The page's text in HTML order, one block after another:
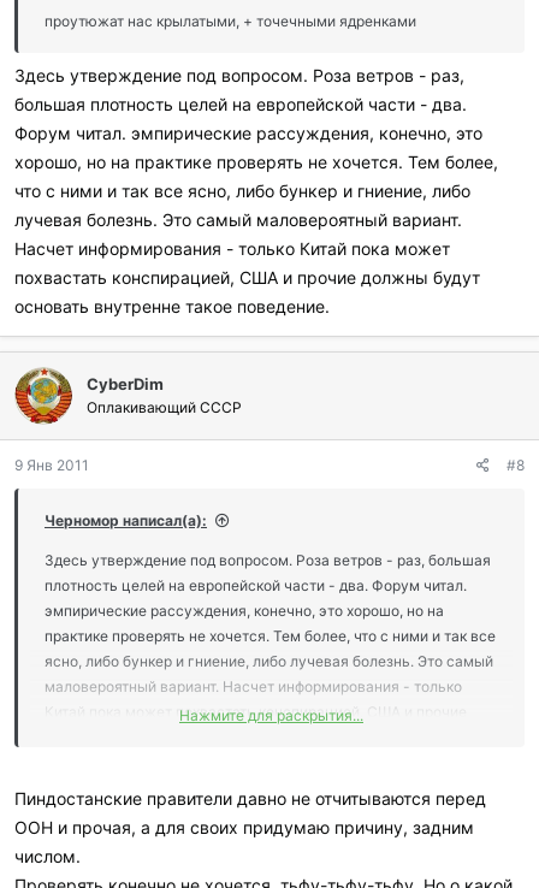
проутюжат нас крылатыми, + точечными ядренками
Здесь утверждение под вопросом. Роза ветров - раз,
большая плотность целей на европейской части - два.
Форум читал. эмпирические рассуждения, конечно, это
хорошо, но на практике проверять не хочется. Тем более,
что с ними и так все ясно, либо бункер и гниение, либо
лучевая болезнь. Это самый маловероятный вариант.
Насчет информирования - только Китай пока может
похвастать конспирацией, США и прочие должны будут
основать внутренне такое поведение.
CyberDim
Оплакивающий СССР
9 Янв 2011 #8
Черномор написал(а):
Здесь утверждение под вопросом. Роза ветров - раз, большая
плотность целей на европейской части - два. Форум читал.
эмпирические рассуждения, конечно, это хорошо, но на
практике проверять не хочется. Тем более, что с ними и так все
ясно, либо бункер и гниение, либо лучевая болезнь. Это самый
маловероятный вариант. Насчет информирования - только
Китай пока может похвастать конспирацией, США и прочие
Нажмите для раскрытия...
Пиндостанские правители давно не отчитываются перед
ООН и прочая, а для своих придумаю причину, задним
числом.